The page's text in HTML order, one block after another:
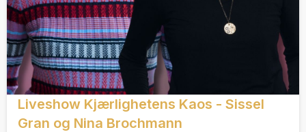
Liveshow Kjærlighetens Kaos - Sissel
Gran og Nina Brochmann